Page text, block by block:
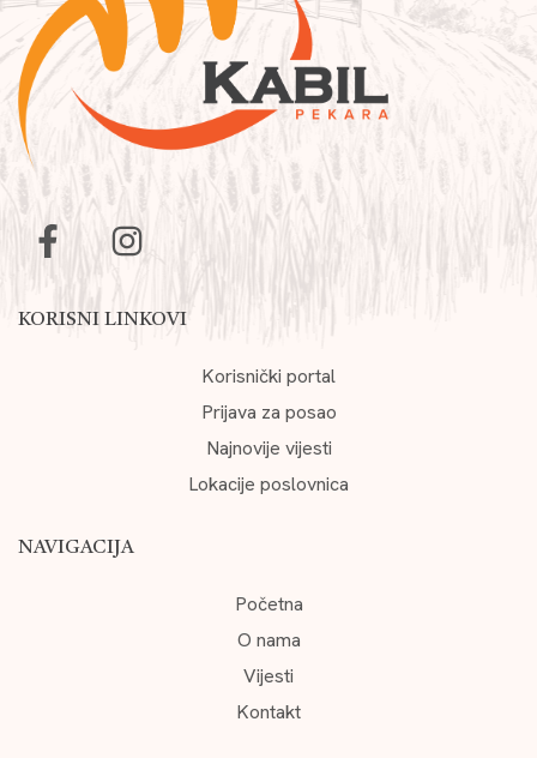
KORISNI LINKOVI
Korisnički portal
Prijava za posao
Najnovije vijesti
Lokacije poslovnica
NAVIGACIJA
Početna
O nama
Vijesti
Kontakt